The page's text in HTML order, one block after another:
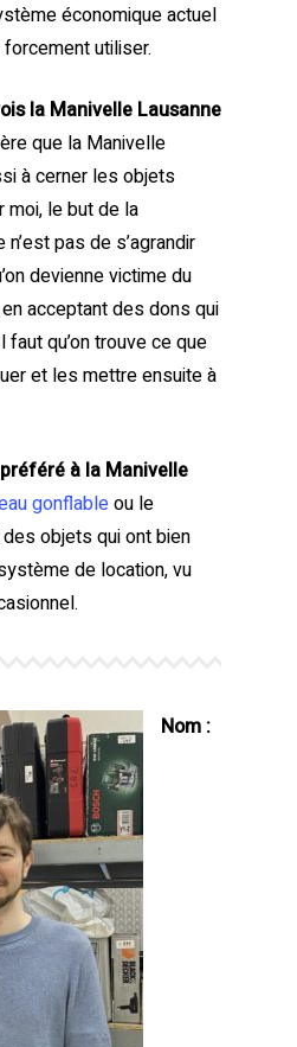
économique actuel
forcement utiliser.
la Manivelle Lausanne
que la Manivelle
à cerner les objets
moi, le but de la
pas de s’agrandir
devienne victime du
acceptant des dons qui
qu’on trouve ce que
et les mettre ensuite à
à la Manivelle
gonflableou le
objets qui ont bien
de location, vu
Nom :